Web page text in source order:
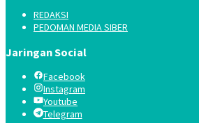
REDAKSI
PEDOMAN MEDIA SIBER
Jaringan Social
Facebook
Instagram
Youtube
Telegram